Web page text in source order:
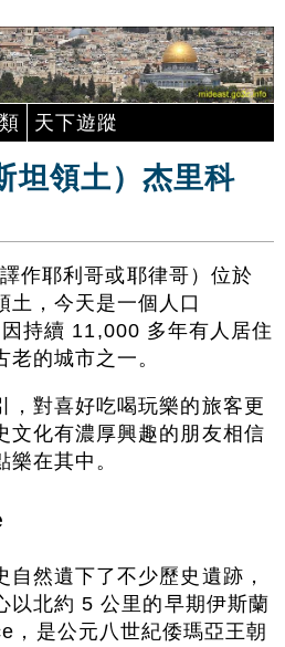
天下遊蹤
坦領土）杰里科
作耶利哥或耶律哥）位於
土，今天是一個人口
持續 11,000 多年有人居住
的城市之一。
，對喜好吃喝玩樂的旅客更
文化有濃厚興趣的朋友相信
在其中。
然遺下了不少歷史遺跡，
以北約 5 公里的早期伊斯蘭
是公元八世紀倭瑪亞王朝